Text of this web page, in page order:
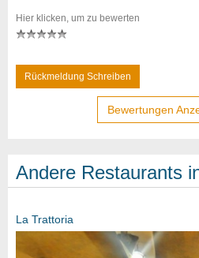
Hier klicken, um zu bewerten
Rückmeldung Schreiben
Bewertungen
Andere Restaurants
La Trattoria